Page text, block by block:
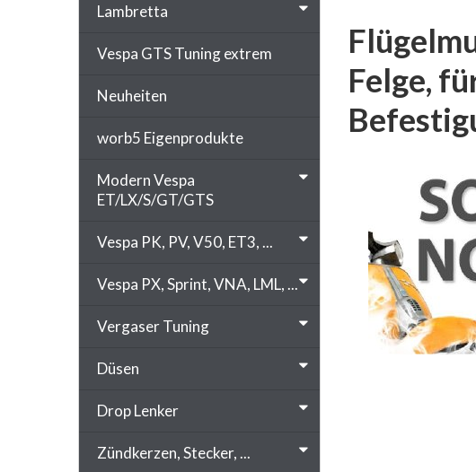
Felge,
Lambretta
Vespa GTS Tuning extrem
Neuheiten
worb5 Eigenprodukte
Modern Vespa
ET/LX/S/GT/GTS
Vespa PK, PV, V50, ET3, ...
Vespa PX, Sprint, VNA, LML, ...
Vergaser Tuning
Düsen
Drop Lenker
Zündkerzen, Stecker, ...